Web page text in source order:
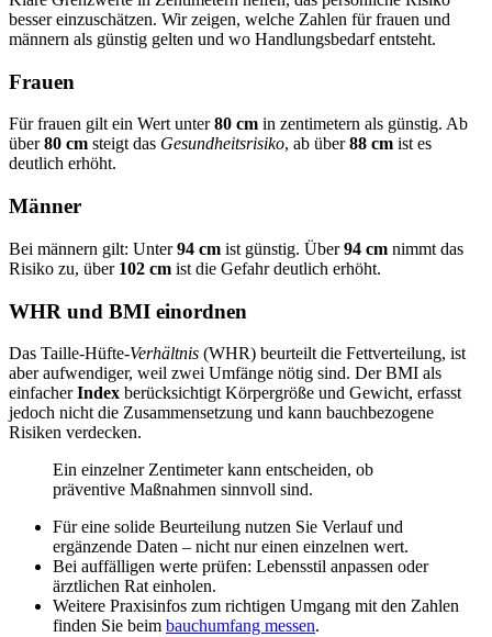
besser einzuschätzen. Wir zeigen, welche Zahlen für frauen und
männern als günstig gelten und wo Handlungsbedarf entsteht.
Frauen
Für frauen gilt ein Wert unter80 cm in zentimetern als günstig. Ab
über80 cm steigt das Gesundheitsrisiko, ab über88 cm ist es
deutlich erhöht.
Männer
Bei männern gilt: Unter94 cm ist günstig. Über94 cm nimmt das
Risiko zu, über 102 cm ist die Gefahr deutlich erhöht.
WHR und BMI einordnen
Das Taille‑Hüfte‑Verhältnis (WHR) beurteilt die Fettverteilung, ist
aber aufwendiger, weil zwei Umfänge nötig sind. Der BMI als
einfacherIndex berücksichtigt Körpergröße und Gewicht, erfasst
jedoch nicht die Zusammensetzung und kann bauchbezogene
Risiken verdecken.
Ein einzelner Zentimeter kann entscheiden, ob
präventive Maßnahmen sinnvoll sind.
Für eine solide Beurteilung nutzen Sie Verlauf und
ergänzende Daten – nicht nur einen einzelnen wert.
Bei auffälligen werte prüfen: Lebensstil anpassen oder
ärztlichen Rat einholen.
Weitere Praxisinfos zum richtigen Umgang mit den Zahlen
finden Sie beim bauchumfang messen.